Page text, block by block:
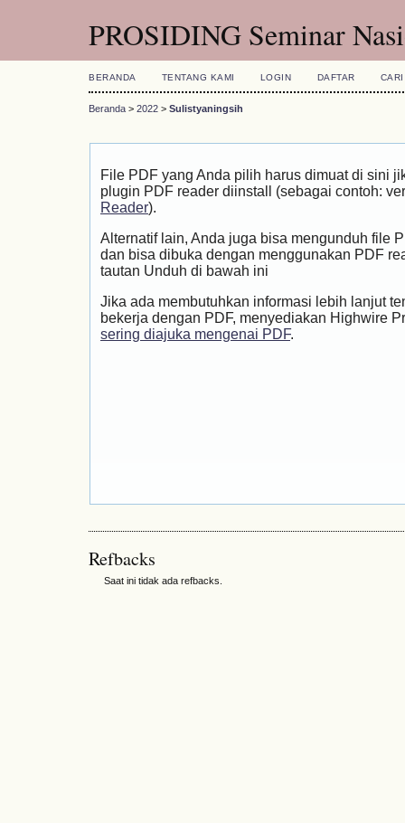
PROSIDING Seminar
BERANDA TENTANG KAMI LOGIN DAFTAR CARI
Beranda > 2022 > Sulistyaningsih
File PDF yang Anda pilih harus dimuat di sini
plugin PDF reader diinstall (sebagai contoh:
Reader).
Alternatif lain, Anda juga bisa mengunduh file
dan bisa dibuka dengan menggunakan PDF
tautan Unduh di bawah ini
Jika ada membutuhkan informasi lebih lanjut
bekerja dengan PDF, menyediakan Highwire
sering diajuka mengenai PDF.
Refbacks
Saat ini tidak ada refbacks.